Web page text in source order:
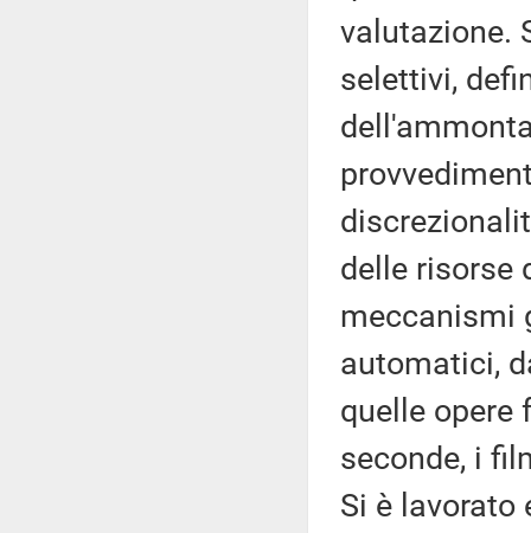
valutazione.
selettivi,
delle risorse
meccanismi
automatici,
quelle opere
seconde, i
Si è